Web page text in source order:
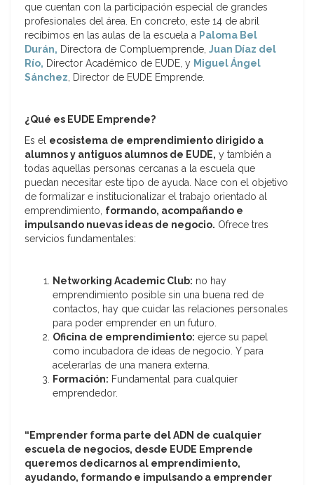
que cuentan con la participación especial de grandes
profesionales del área. En concreto, este 14 de abril
recibimos en las aulas de la escuela a Paloma Bel
Durán, Directora de Compluemprende, Juan Díaz del
Río, Director Académico de EUDE, y Miguel Ángel
Sánchez, Director de EUDE Emprende.
¿Qué es EUDE Emprende?
Es el ecosistema de emprendimiento dirigido a
alumnos y antiguos alumnos de EUDE, y también a
todas aquellas personas cercanas a la escuela que
puedan necesitar este tipo de ayuda. Nace con el objetivo
de formalizar e institucionalizar el trabajo orientado al
emprendimiento, formando, acompañando e
impulsando nuevas ideas de negocio. Ofrece tres
servicios fundamentales:
Networking Academic Club: no hay
emprendimiento posible sin una buena red de
contactos, hay que cuidar las relaciones personales
para poder emprender en un futuro.
Oficina de emprendimiento: ejerce su papel
como incubadora de ideas de negocio. Y para
acelerarlas de una manera externa.
Formación: Fundamental para cualquier
emprendedor.
“Emprender forma parte del ADN de cualquier
escuela de negocios, desde EUDE Emprende
queremos dedicarnos al emprendimiento,
ayudando, formando e impulsando a emprender